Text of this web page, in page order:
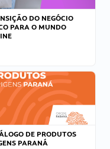
DO NEGÓCIO
PARA O MUNDO
DE PRODUTOS
PARANÁ